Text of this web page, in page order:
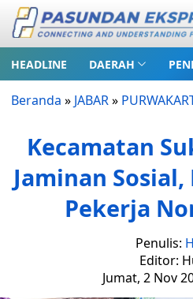
HEADLINE DAERAH
Beranda » JABAR»
Kecamatan
Jaminan Sosial,
Pekerja
Penulis:
Editor:
Jumat, 2 Nov